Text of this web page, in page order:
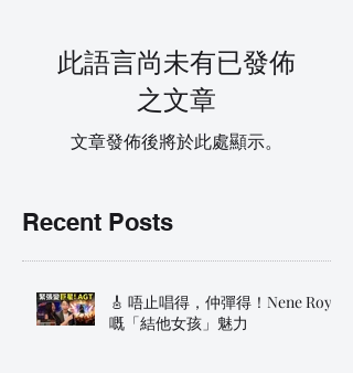
此語言尚未有已發佈
之文章
文章發佈後將於此處顯示。
Recent Posts
🎸 唔止唱得，仲彈得！Nene Royal
嘅「結他女孩」魅力